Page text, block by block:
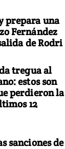
prepara una
Fernández
de Rodri
tregua al
estos son
perdieron la
12
sanciones de